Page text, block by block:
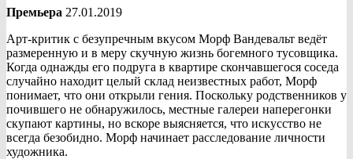
Премьера 27.01.2019
Арт-критик с безупречным вкусом Морф Вандевальт ведёт
размеренную и в меру скучную жизнь богемного тусовщика.
Когда однажды его подруга в квартире скончавшегося соседа
случайно находит целый склад неизвестных работ, Морф
понимает, что они открыли гения. Поскольку родственников у
почившего не обнаружилось, местные галереи наперегонки
скупают картины, но вскоре выясняется, что искусство не
всегда безобидно. Морф начинает расследование личности
художника.